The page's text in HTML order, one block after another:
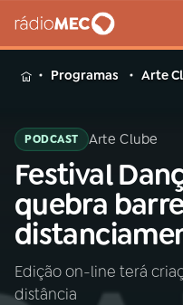
MENU
Buscar
na
Rádio
MEC
Início
Programas Arte
PODCAST Arte Clube
Festival
quebra
Edição on-line terá
distância